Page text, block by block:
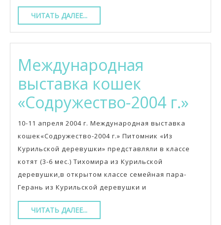
ЧИТАТЬ ДАЛЕЕ...ЧИТАТЬ
ДАЛЕЕ...
Международная
выставка кошек
«Содружество-2004 г.»
10-11 апреля 2004 г. Международная выставка
кошек«Содружество-2004 г.» Питомник «Из
Курильской деревушки» представляли в классе
котят (3-6 мес.) Тихомира из Курильской
деревушки,в открытом классе семейная пара-
Герань из Курильской деревушки и
ЧИТАТЬ ДАЛЕЕ...ЧИТАТЬ
ДАЛЕЕ...